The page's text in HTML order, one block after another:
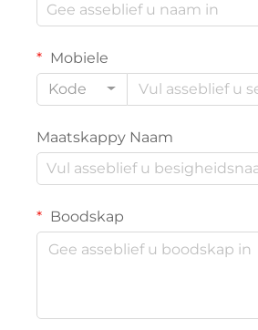
Mobiele
Kode
Maatskappy Naam
Boodskap